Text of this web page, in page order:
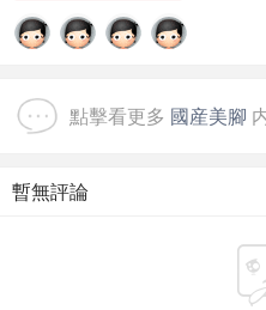
點擊看更多 國産美腳
暫無評論